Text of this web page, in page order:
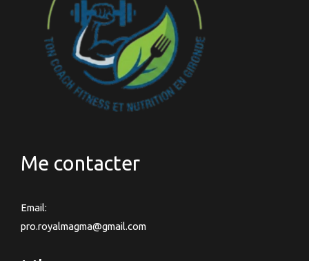
Me contacter
Email:
pro.royalmagma@gmail.com